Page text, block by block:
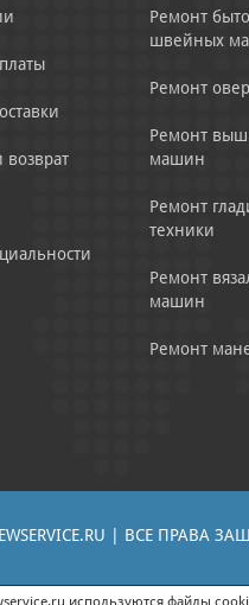
возврат
Ремонт
швейных
Ремонт
Ремонт
машин
Ремонт
техники
Ремонт
машин
Ремонт
| ВСЕ ПРАВА
МАТЕРИАЛОВ |
используются файлы